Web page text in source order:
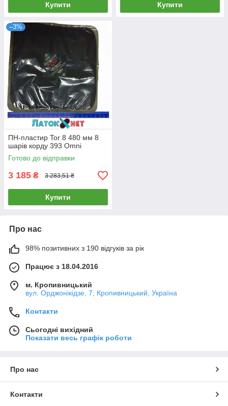
Купити Купити
–3%
ПН-пластир Tor 8 480 мм 8
шарів корду 393 Omni
Готово до відправки
3 185 ₴ 3 283,51 ₴
Купити
Про нас
98% позитивних з 190 відгуків за рік
Працює з 18.04.2016
м. Кропивницький
вул. Орджонікідзе, 7, Кропивницький, Україна
Контакти
Сьогодні вихідний
Показати весь графік роботи
Про нас
Контакти